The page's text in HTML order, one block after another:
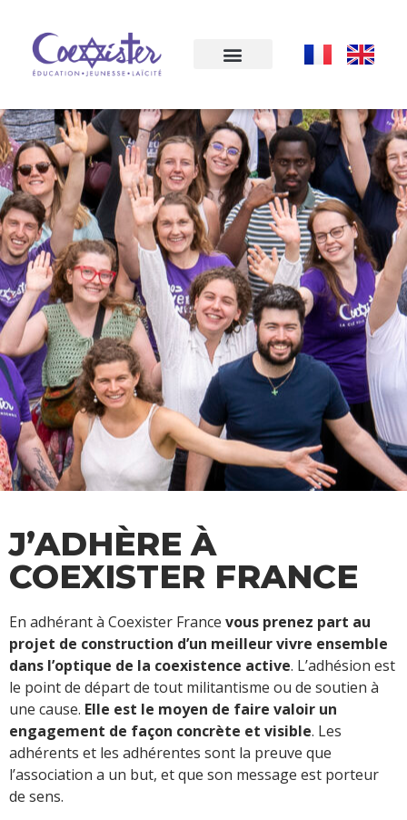
J’ADHÈRE À
COEXISTER FRANCE
En adhérant à Coexister France vous prenez part au
projet de construction d’un meilleur vivre ensemble
dans l’optique de la coexistence active. L’adhésion est
le point de départ de tout militantisme ou de soutien à
une cause. Elle est le moyen de faire valoir un
engagement de façon concrète et visible. Les
adhérents et les adhérentes sont la preuve que
l’association a un but, et que son message est porteur
de sens.